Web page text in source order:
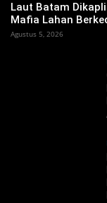
‎Laut Batam
Mafia Lahan
Agustus 5, 2026